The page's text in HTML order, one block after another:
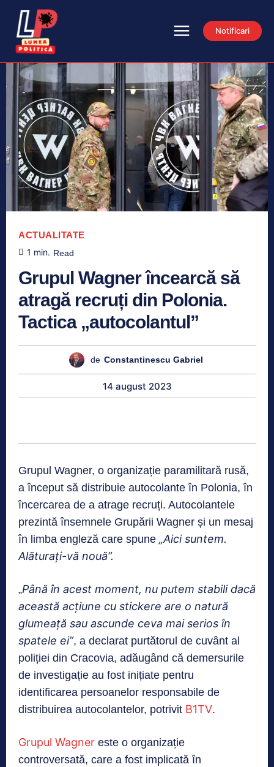
Notificari
ACTUALITATE
1 min. Read
Grupul Wagner încearcă să
atragă recruți din Polonia.
Tactica „autocolantul”
de Constantinescu Gabriel
14 august 2023
Grupul Wagner, o organizație paramilitară rusă,
a început să distribuie autocolante în Polonia, în
încercarea de a atrage recruți. Autocolantele
prezintă însemnele Grupării Wagner și un mesaj
în limba engleză care spune „Aici suntem.
Alăturați-vă nouă”.
„Până în acest moment, nu putem stabili dacă
această acțiune cu stickere are o natură
glumeață sau ascunde ceva mai serios în
spatele ei”, a declarat purtătorul de cuvânt al
poliției din Cracovia, adăugând că demersurile
de investigație au fost inițiate pentru
identificarea persoanelor responsabile de
distribuirea autocolantelor, potrivit B1TV.
Grupul Wagner este o organizație
controversată, care a fost implicată în